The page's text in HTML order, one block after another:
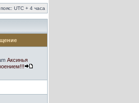
UTC + 4 часа
Аксинья